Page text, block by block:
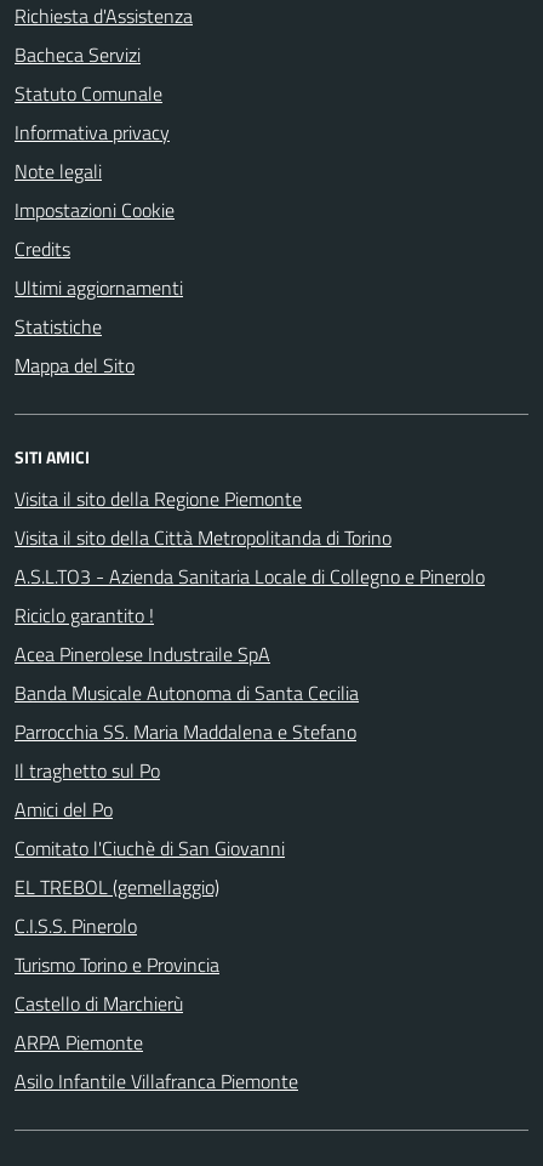
Richiesta d'Assistenza
Bacheca Servizi
Statuto Comunale
Informativa privacy
Note legali
Impostazioni Cookie
Credits
Ultimi aggiornamenti
Statistiche
Mappa del Sito
SITI AMICI
Visita il sito della Regione Piemonte
Visita il sito della Città Metropolitanda di Torino
A.S.L.TO3 - Azienda Sanitaria Locale di Collegno e Pinerolo
Riciclo garantito !
Acea Pinerolese Industraile SpA
Banda Musicale Autonoma di Santa Cecilia
Parrocchia SS. Maria Maddalena e Stefano
Il traghetto sul Po
Amici del Po
Comitato l'Ciuchè di San Giovanni
EL TREBOL (gemellaggio)
C.I.S.S. Pinerolo
Turismo Torino e Provincia
Castello di Marchierù
ARPA Piemonte
Asilo Infantile Villafranca Piemonte